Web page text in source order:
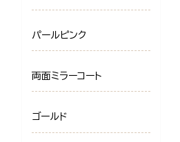
パールピンク
両面ミラーコート
ゴールド